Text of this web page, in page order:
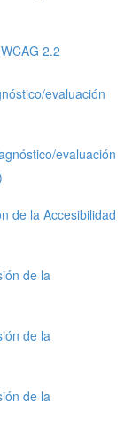
2.2
evaluación
evaluación
de la Accesibilidad
de la
de la
de la